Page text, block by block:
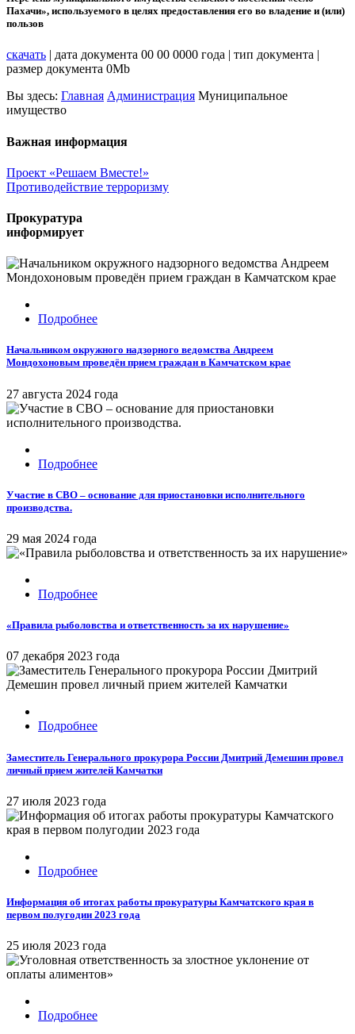
Пахачи», используемого в целях предоставления его во владение и (или)
пользов
скачать | дата документа 00 00 0000 года | тип документа |
размер документа 0Mb
Вы здесь: Главная Администрация Муниципальное
имущество
Важная информация
Проект «Решаем Вместе!»
Противодействие терроризму
Прокуратура
информирует
Подробнее
Начальником окружного надзорного ведомства Андреем
Мондохоновым проведён прием граждан в Камчатском крае
27 августа 2024 года
Подробнее
Участие в СВО – основание для приостановки исполнительного
производства.
29 мая 2024 года
Подробнее
«Правила рыболовства и ответственность за их нарушение»
07 декабря 2023 года
Подробнее
Заместитель Генерального прокурора России Дмитрий Демешин провел
личный прием жителей Камчатки
27 июля 2023 года
Подробнее
Информация об итогах работы прокуратуры Камчатского края в
первом полугодии 2023 года
25 июля 2023 года
Подробнее